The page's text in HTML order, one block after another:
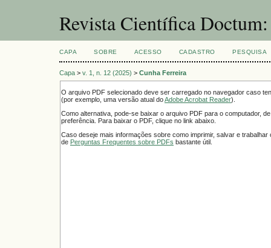
Revista Científica
CAPA SOBRE ACESSO CADASTRO PESQUISA
Capa > v. 1, n. 12 (2025) > Cunha Ferreira
O arquivo PDF selecionado deve ser carregado no navegador caso
(por exemplo, uma versão atual doAdobe Acrobat Reader).
Como alternativa, pode-se baixar o arquivo PDF para o computador,
preferência. Para baixar o PDF, clique no link abaixo.
Caso deseje mais informações sobre como imprimir, salvar e
de Perguntas Frequentes sobre PDFs bastante útil.